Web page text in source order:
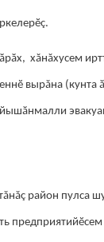
хăнăхусем
вырăна
район пулса